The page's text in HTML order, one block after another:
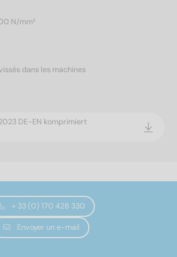
N/mm²
dans les machines
DE-EN komprimiert
+ 33 (0) 170 428 330
Envoyer un e-mail